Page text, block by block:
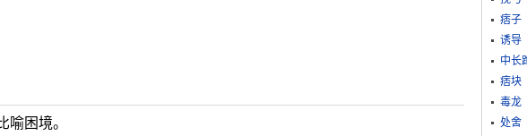
喻困境。
痞子
诱导
中长
痞块
毒龙
处舍